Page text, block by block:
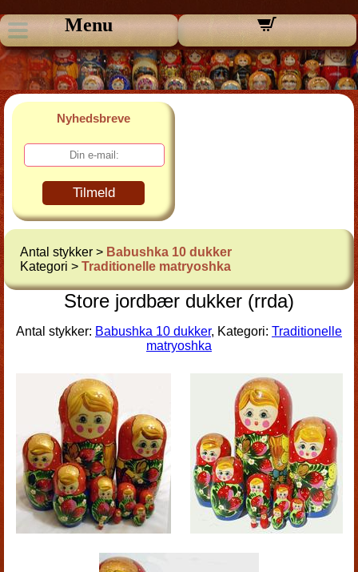
Menu
Nyhedsbreve
Tilmeld
Antal stykker > Babushka 10 dukker
Kategori > Traditionelle matryoshka
Store jordbær dukker (rrda)
Antal stykker: Babushka 10 dukker, Kategori: Traditionelle
matryoshka